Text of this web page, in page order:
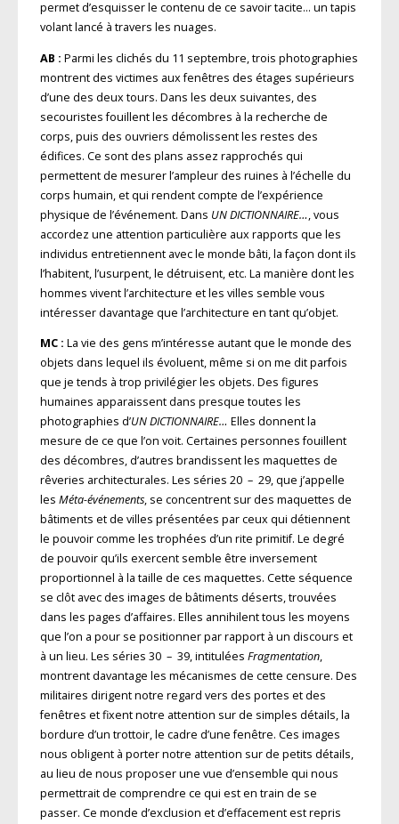
permet d’esquisser le contenu de ce savoir tacite… un tapis
volant lancé à travers les nuages.
AB : Parmi les clichés du 11 septembre, trois photographies
montrent des victimes aux fenêtres des étages supérieurs
d’une des deux tours. Dans les deux suivantes, des
secouristes fouillent les décombres à la recherche de
corps, puis des ouvriers démolissent les restes des
édifices. Ce sont des plans assez rapprochés qui
permettent de mesurer l’ampleur des ruines à l’échelle du
corps humain, et qui rendent compte de l’expérience
physique de l’événement. Dans UN DICTIONNAIRE…, vous
accordez une attention particulière aux rapports que les
individus entretiennent avec le monde bâti, la façon dont ils
l’habitent, l’usurpent, le détruisent, etc. La manière dont les
hommes vivent l’architecture et les villes semble vous
intéresser davantage que l’architecture en tant qu’objet.
MC : La vie des gens m’intéresse autant que le monde des
objets dans lequel ils évoluent, même si on me dit parfois
que je tends à trop privilégier les objets. Des figures
humaines apparaissent dans presque toutes les
photographies d’UN DICTIONNAIRE… Elles donnent la
mesure de ce que l’on voit. Certaines personnes fouillent
des décombres, d’autres brandissent les maquettes de
rêveries architecturales. Les séries 20 – 29, que j’appelle
les Méta-événements, se concentrent sur des maquettes de
bâtiments et de villes présentées par ceux qui détiennent
le pouvoir comme les trophées d’un rite primitif. Le degré
de pouvoir qu’ils exercent semble être inversement
proportionnel à la taille de ces maquettes. Cette séquence
se clôt avec des images de bâtiments déserts, trouvées
dans les pages d’affaires. Elles annihilent tous les moyens
que l’on a pour se positionner par rapport à un discours et
à un lieu. Les séries 30 – 39, intitulées Fragmentation,
montrent davantage les mécanismes de cette censure. Des
militaires dirigent notre regard vers des portes et des
fenêtres et fixent notre attention sur de simples détails, la
bordure d’un trottoir, le cadre d’une fenêtre. Ces images
nous obligent à porter notre attention sur de petits détails,
au lieu de nous proposer une vue d’ensemble qui nous
permettrait de comprendre ce qui est en train de se
passer. Ce monde d’exclusion et d’effacement est repris